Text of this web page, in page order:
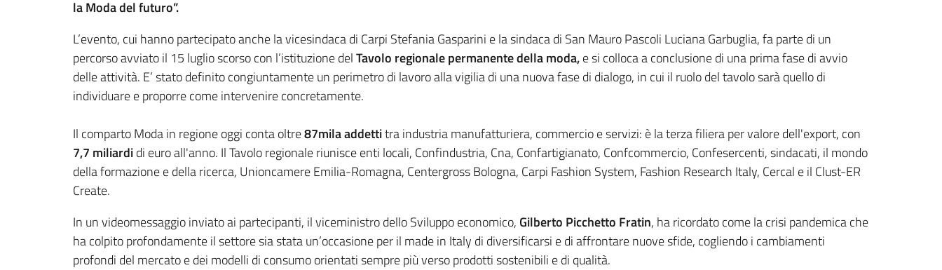
la Moda del futuro”.
L’evento, cui hanno partecipato anche la vicesindaca di Carpi Stefania Gasparini e la sindaca di San Mauro Pascoli Luciana Garbuglia, fa parte di un
percorso avviato il 15 luglio scorso con l’istituzione delTavolo regionale permanente della moda,e si colloca a conclusione di una prima fase di avvio
delle attività. E’ stato definito congiuntamente un perimetro di lavoro alla vigilia di una nuova fase di dialogo, in cui il ruolo del tavolo sarà quello di
individuare e proporre come intervenire concretamente.
Il comparto Moda in regione oggi conta oltre87mila addettitra industria manufatturiera, commercio e servizi: è la terza filiera per valore dell'export, con
7,7 miliardidi euro all'anno. Il Tavolo regionale riunisce enti locali, Confindustria, Cna, Confartigianato, Confcommercio, Confesercenti, sindacati, il mondo
della formazione e della ricerca, Unioncamere Emilia-Romagna, Centergross Bologna, Carpi Fashion System, Fashion Research Italy, Cercal e il Clust-ER
Create.
In un videomessaggio inviato ai partecipanti, il viceministro dello Sviluppo economico, Gilberto Picchetto Fratin, ha ricordato come la crisi pandemica che
ha colpito profondamente il settore sia stata un’occasione per il made in Italy di diversificarsi e di affrontare nuove sfide, cogliendo i cambiamenti
profondi del mercato e dei modelli di consumo orientati sempre più verso prodotti sostenibili e di qualità.